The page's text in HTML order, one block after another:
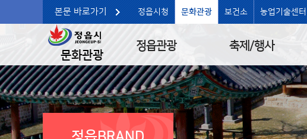
본문 바로가기 정읍시청 문화관광 보건소 농업기술센터
문화관광
정읍관광 축제/행사